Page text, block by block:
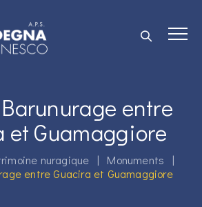
entre
et Guamaggiore
nuragique | Monuments |
entre Guacira et Guamaggiore